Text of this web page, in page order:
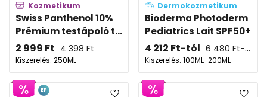
Kozmetikum
Swiss Panthenol 10%
Prémium testápoló t...
2 999 Ft 4 398Ft
Kiszerelés: 250ML
Dermokozmetikum
Bioderma Photoderm
Pediatrics Lait SPF50+
4 212 Ft-tól 6 480Ft-tól
Kiszerelés: 100ML-200ML
EP